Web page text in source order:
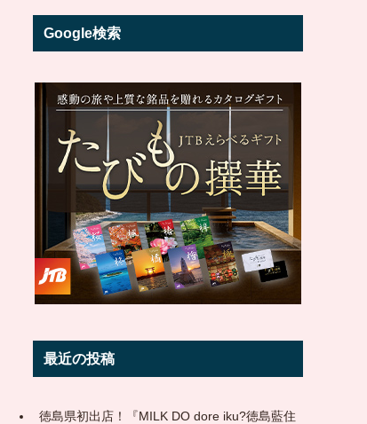
Google検索
最近の投稿
徳島県初出店！『MILK DO dore iku?徳島藍住